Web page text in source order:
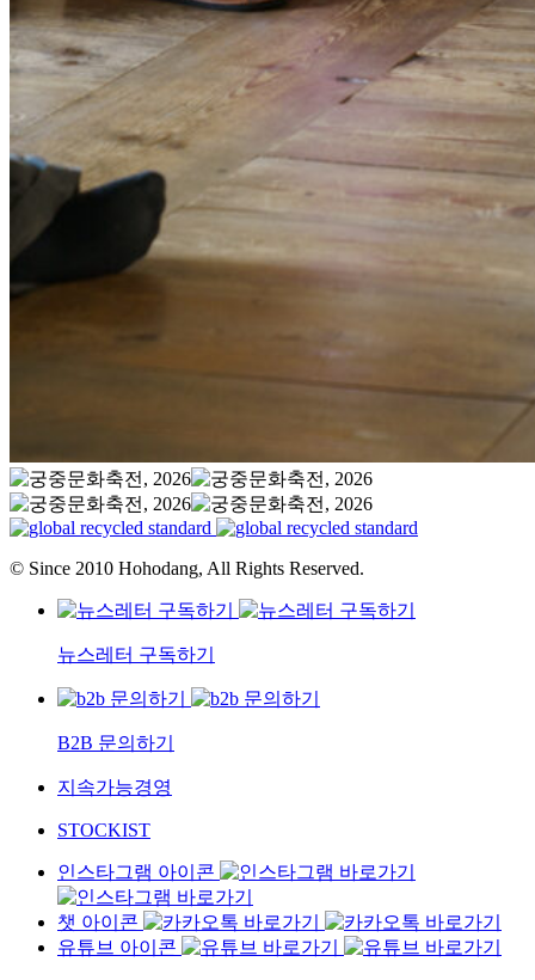
© Since 2010 Hohodang, All Rights Reserved.
뉴스레터 구독하기
B2B 문의하기
지속가능경영
STOCKIST
인스타그램 아이콘
챗 아이콘
유튜브 아이콘